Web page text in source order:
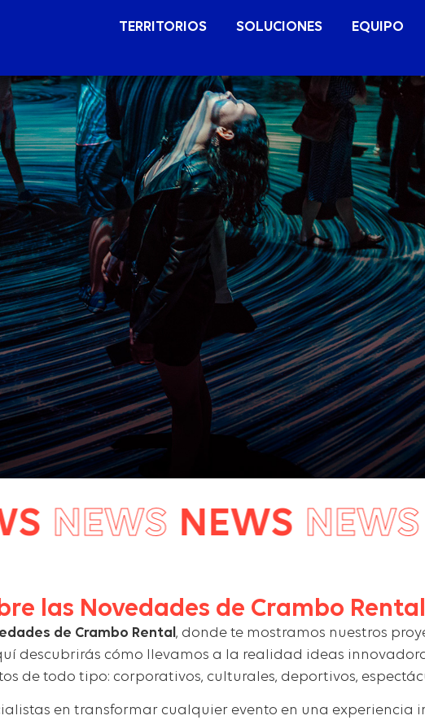
TERRITORIOS SOLUCIONES EQUIPO
NEWS NEWS
las Novedades de Crambo Rental
de Crambo Rental, donde te mostramos nuestros
descubrirás cómo llevamos a la realidad ideas
de todo tipo: corporativos, culturales, deportivos,
en transformar cualquier evento en una experiencia